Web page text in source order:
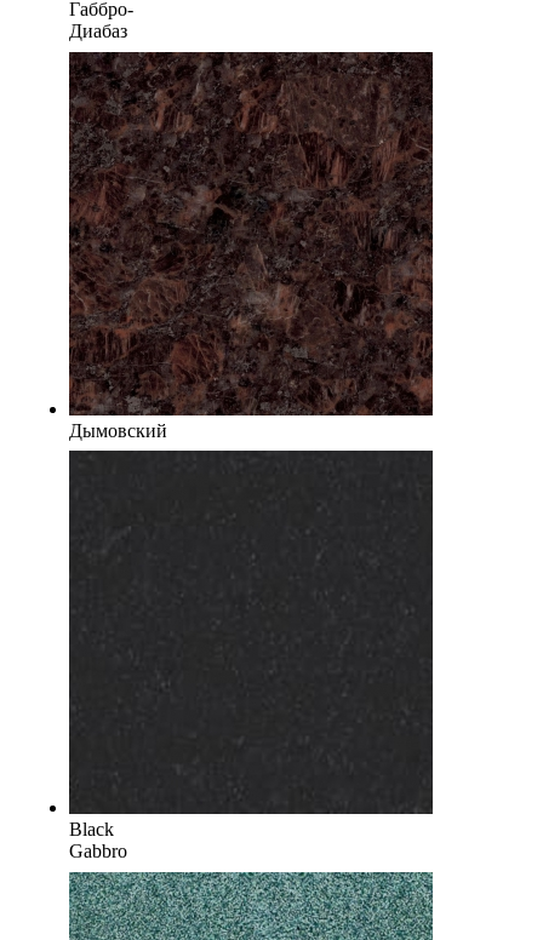
Габбро-
Диабаз
Дымовский
Black
Gabbro